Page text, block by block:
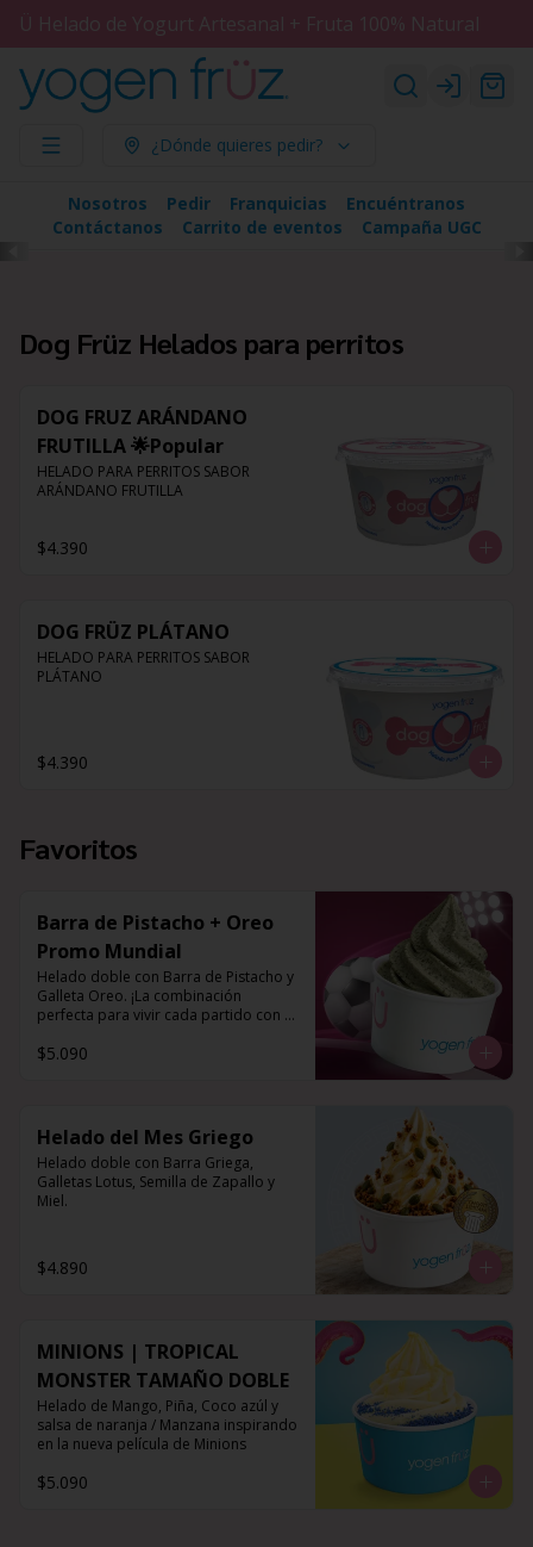
Ü Helado de Yogurt Artesanal + Fruta 100% Natural
Login
¿Dónde quieres pedir?
Nosotros Pedir Franquicias
Encuéntranos
Contáctanos
Carrito de eventos Campaña UGC
Dog Früz Helados para perritos
DOG FRUZ ARÁNDANO
FRUTILLA 🌟Popular
HELADO PARA PERRITOS SABOR
ARÁNDANO FRUTILLA
$4.390
DOG FRÜZ PLÁTANO
HELADO PARA PERRITOS SABOR
PLÁTANO
$4.390
Favoritos
Barra de Pistacho + Oreo
Promo Mundial
Helado doble con Barra de Pistacho y
Galleta Oreo. ¡La combinación
perfecta para vivir cada partido con el
$5.090
Helado del Mes Griego
Helado doble con Barra Griega,
Galletas Lotus, Semilla de Zapallo y
Miel.
$4.890
MINIONS | TROPICAL
MONSTER TAMAÑO DOBLE
Helado de Mango, Piña, Coco azúl y
salsa de naranja / Manzana inspirando
en la nueva película de Minions
$5.090